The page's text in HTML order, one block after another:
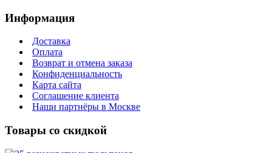
Информация
Доставка
Оплата
Возврат и отмена заказа
Конфиденциальность
Карта сайта
Соглашение клиента
Наши партнёры в Москве
Товары со скидкой